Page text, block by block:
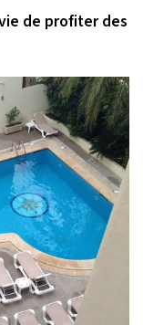
de profiter des